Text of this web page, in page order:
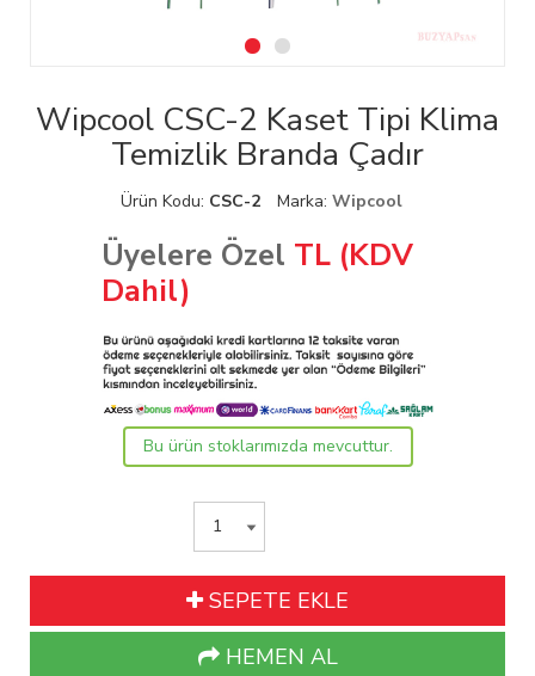
Wipcool CSC-2 Kaset Tipi Klima
Temizlik Branda Çadır
Ürün Kodu: CSC-2 Marka: Wipcool
Üyelere Özel TL (KDV
Dahil)
Bu ürün stoklarımızda mevcuttur.
SEPETE EKLE
HEMEN AL